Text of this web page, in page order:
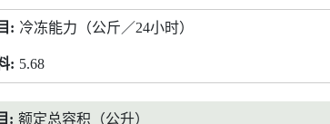
冷冻能力（公斤／24小时）
5.68
额定总容积（公升）